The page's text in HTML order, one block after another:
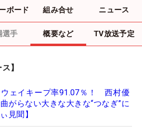
ボード 組み合せ ニュース
選手 概要など TV放送予定
】
ェイキープ率91.07％！ 西村優
がらない大きな大きな“つなぎ”に
見聞】